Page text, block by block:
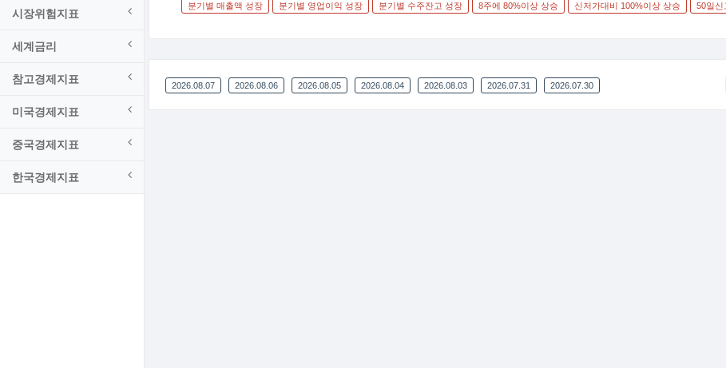
시장위험지표
세계금리
참고경제지표
미국경제지표
중국경제지표
한국경제지표
분기별 매출액 성장
분기별 영업이익 성장 분기별 수주잔고 성장 8주에 80%이상 상승 신저가대비 100%이상 상승 50일신
2026.08.07 2026.08.06 2026.08.05 2026.08.04 2026.08.03 2026.07.31 2026.07.30